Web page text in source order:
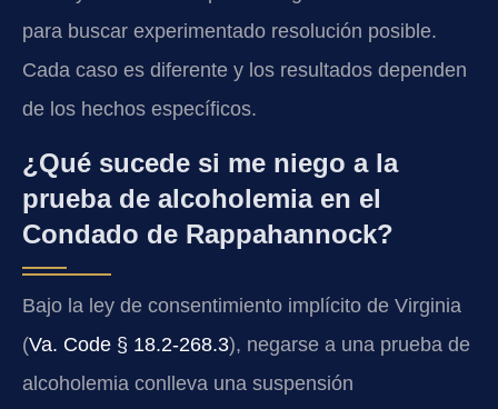
para buscar experimentado resolución posible.
Cada caso es diferente y los resultados dependen
de los hechos específicos.
¿Qué sucede si me niego a la
prueba de alcoholemia en el
Condado de Rappahannock?
Bajo la ley de consentimiento implícito de Virginia
(Va. Code § 18.2-268.3), negarse a una prueba de
alcoholemia conlleva una suspensión